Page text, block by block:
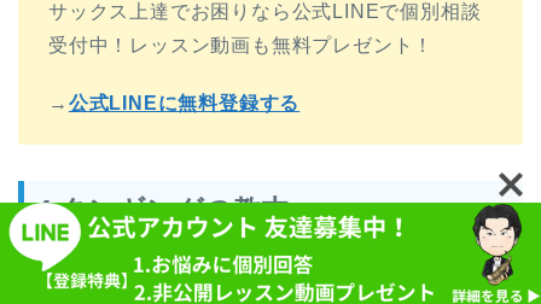
サックス上達でお困りなら公式LINEで個別相談
受付中！レッスン動画も無料プレゼント！
→ 公式LINEに無料登録する
4.タンギングの教本
タンギングだけに特化した練習が掲載されている教本